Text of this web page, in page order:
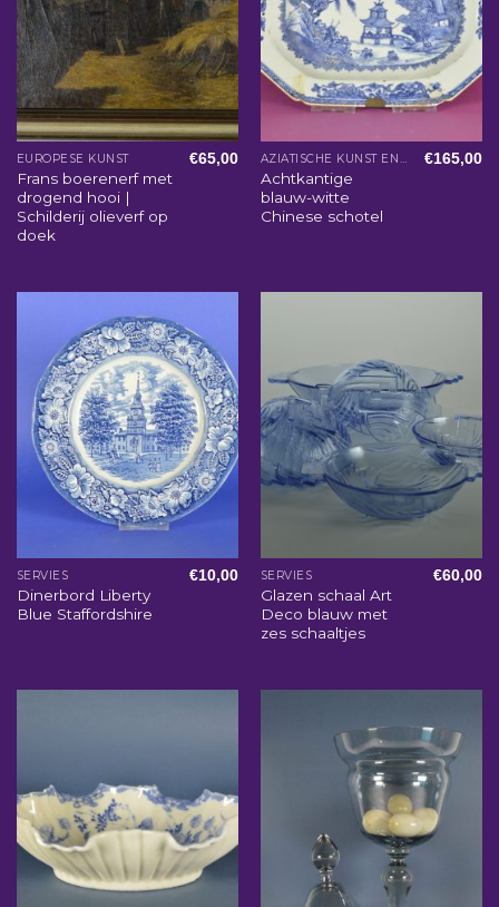
EUROPESE KUNST
Frans boerenerf met
drogend hooi |
Schilderij olieverf op
doek
€65,00 AZIATISCHE KUNST EN WOONACCESSOIRES
Achtkantige
blauw-witte
Chinese schotel
€165,00
SERVIES
Dinerbord Liberty
Blue Staffordshire
€10,00 SERVIES
Glazen schaal Art
Deco blauw met
zes schaaltjes
€60,00